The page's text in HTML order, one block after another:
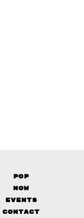
Pop
Now
Events
Contact